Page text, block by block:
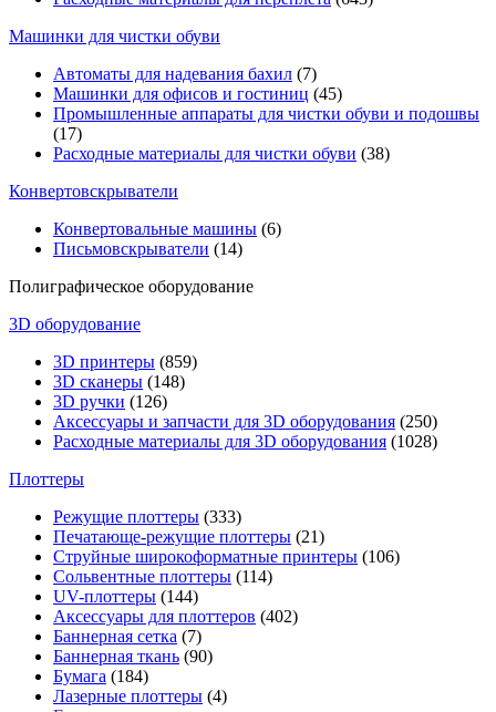
Машинки для чистки обуви
Автоматы для надевания бахил (7)
Машинки для офисов и гостиниц (45)
Промышленные аппараты для чистки обуви и подошвы
(17)
Расходные материалы для чистки обуви (38)
Конвертовскрыватели
Конвертовальные машины (6)
Письмовскрыватели (14)
Полиграфическое оборудование
3D оборудование
3D принтеры (859)
3D сканеры (148)
3D ручки (126)
Аксессуары и запчасти для 3D оборудования (250)
Расходные материалы для 3D оборудования (1028)
Плоттеры
Режущие плоттеры (333)
Печатающе-режущие плоттеры (21)
Струйные широкоформатные принтеры (106)
Сольвентные плоттеры (114)
UV-плоттеры (144)
Аксессуары для плоттеров (402)
Баннерная сетка (7)
Баннерная ткань (90)
Бумага (184)
Лазерные плоттеры (4)